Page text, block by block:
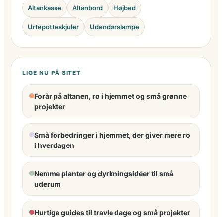
Altankasse Altanbord Højbed
Urtepotteskjuler Udendørslampe
LIGE NU PÅ SITET
Forår på altanen, ro i hjemmet og små grønne
projekter
Små forbedringer i hjemmet, der giver mere ro
i hverdagen
Nemme planter og dyrkningsidéer til små
uderum
Hurtige guides til travle dage og små projekter